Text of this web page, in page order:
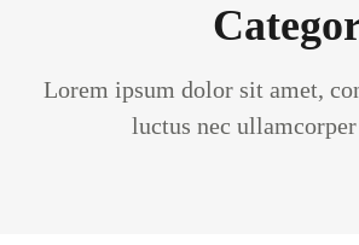
Lorem ipsum dolor sit amet,
luctus nec